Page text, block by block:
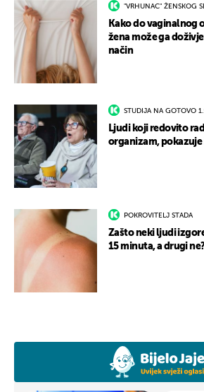
"VRHUNAC" ŽENSKOG
Kako do vaginalnog
žena može ga
način
STUDIJA NA GOTOVO
Ljudi koji redovito
organizam,
POKROVITELJ STADA
Zašto neki ljudi
15 minuta, a drugi